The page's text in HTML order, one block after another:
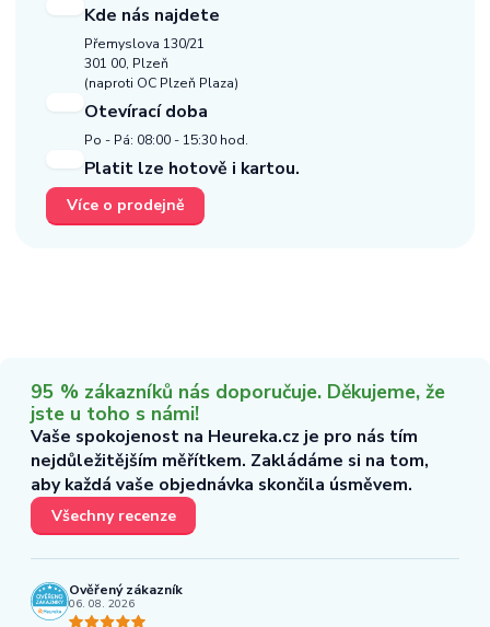
Kde nás najdete
Přemyslova 130/21
301 00, Plzeň
(naproti OC Plzeň Plaza)
Otevírací doba
Po - Pá: 08:00 - 15:30 hod.
Platit lze hotově i kartou.
Více o prodejně
95 % zákazníků nás doporučuje. Děkujeme, že
jste u toho s námi!
Vaše spokojenost na Heureka.cz je pro nás tím
nejdůležitějším měřítkem. Zakládáme si na tom,
aby každá vaše objednávka skončila úsměvem.
Všechny recenze
Ověřený zákazník
06. 08. 2026